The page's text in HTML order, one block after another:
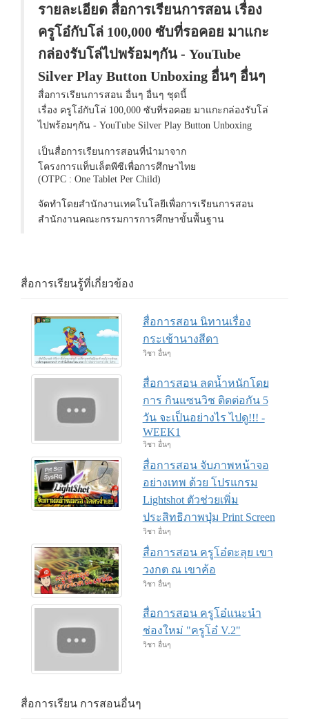
รายละเอียด สื่อการเรียนการสอน เรื่อง
ครูโอ๋กับโล่ 100,000 ซับที่รอคอย มาแกะ
กล่องรับโล่ไปพร้อมๆกัน - YouTube
Silver Play Button Unboxing อื่นๆ อื่นๆ
สื่อการเรียนการสอน อื่นๆ อื่นๆ ชุดนี้
เรื่อง ครูโอ๋กับโล่ 100,000 ซับที่รอคอย มาแกะกล่องรับโล่
ไปพร้อมๆกัน - YouTube Silver Play Button Unboxing
เป็นสื่อการเรียนการสอนที่นำมาจาก
โครงการแท็บเล็ตพีซีเพื่อการศึกษาไทย
(OTPC : One Tablet Per Child)
จัดทำโดยสำนักงานเทคโนโลยีเพื่อการเรียนการสอน
สำนักงานคณะกรรมการการศึกษาขั้นพื้นฐาน
สื่อการเรียนรู้ที่เกี่ยวข้อง
สื่อการสอน นิทานเรื่อง
กระเช้านางสีดา
วิชา อื่นๆ
สื่อการสอน ลดน้ำหนักโดย
การ กินแซนวิช ติดต่อกัน 5
วัน จะเป็นอย่างไร ไปดู!!! -
WEEK1
วิชา อื่นๆ
สื่อการสอน จับภาพหน้าจอ
อย่างเทพ ด้วย โปรแกรม
Lightshot ตัวช่วยเพิ่ม
ประสิทธิภาพปุ่ม Print Screen
วิชา อื่นๆ
สื่อการสอน ครูโอ๋ตะลุย เขา
วงกต ณ เขาค้อ
วิชา อื่นๆ
สื่อการสอน ครูโอ๋แนะนำ
ช่องใหม่ "ครูโอ๋ V.2"
วิชา อื่นๆ
สื่อการเรียน การสอนอื่นๆ